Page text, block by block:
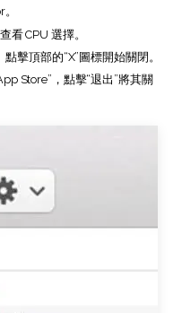
看 CPU 選擇。
擊頂部的“X”圖標開始關閉。
Store”，點擊“退出”將其關